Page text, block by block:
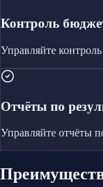
Контроль
Управляйте
Отчёты по
Управляйте отчёты